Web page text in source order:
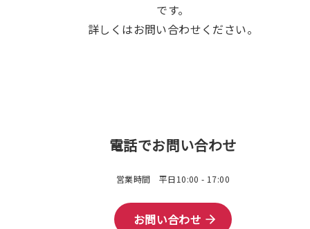
です。
詳しくはお問い合わせください。
電話でお問い合わせ
営業時間 平日10:00 - 17:00
お問い合わせ